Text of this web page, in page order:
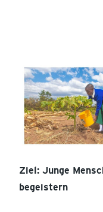
Ziel: Junge
begeistern